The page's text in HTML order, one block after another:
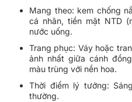
Mang theo: kem chống
cá nhân, tiền mặt NTD
nước uống.
Trang phục: Váy hoặc
ảnh nhất giữa cánh
màu trùng với nền hoa.
Thời điểm lý tưởng:
thường.